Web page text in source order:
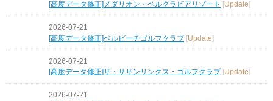
[高度データ修正]メダリオン・ベルグラビアリゾート
Update
2026-07-21
[高度データ修正]ベルビーチゴルフクラブ [Update]
2026-07-21
[高度データ修正]ザ・サザンリンクス・ゴルフクラブ
Update
2026-07-21